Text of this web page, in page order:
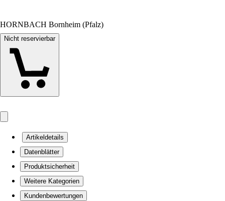
HORNBACH Bornheim (Pfalz)
Nicht reservierbar
Artikeldetails
Datenblätter
Produktsicherheit
Weitere Kategorien
Kundenbewertungen